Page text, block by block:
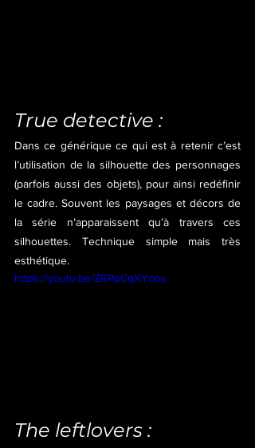
True detective :
Dans ce générique ce qui est à retenir c’est
l’utilisation de la silhouette des personnages
(parfois aussi des objets), pour ainsi redéfinir
le cadre. Souvent les paysages et décors de
la série n’apparaissent qu’à travers ces
silhouettes. Technique simple mais très
esthétique.
https://youtu.be/ZRPpCqXYoos
The leftlovers :